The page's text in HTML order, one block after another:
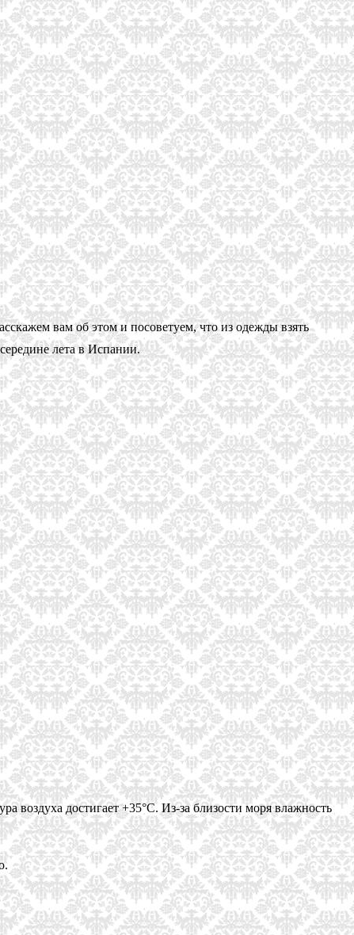
вам об этом и посоветуем, что из одежды взять
лета в Испании.
воздуха достигает +35°С. Из-за близости моря влажность